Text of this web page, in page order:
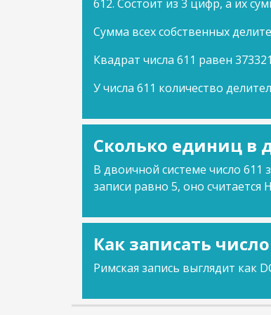
612. Состоит из 3 цифр, а их
Сумма всех собственных
Квадрат числа 611 равен
У числа 611 количество
Сколько единиц в
В двоичной системе число 611
записи равно 5, оно считается
Как записать
Римская запись выглядит как